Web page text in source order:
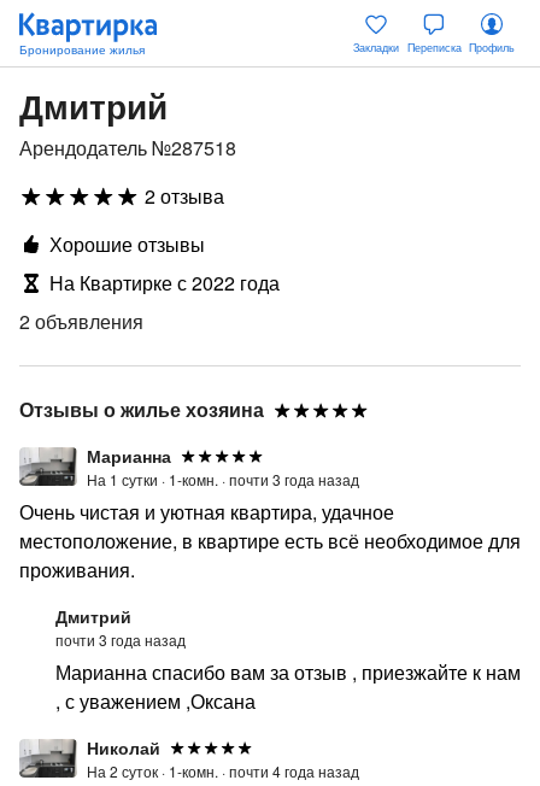
Закладки Переписка Профиль
Дмитрий
Арендодатель №287518
2 отзыва
Хорошие отзывы
На Квартирке с 2022 года
2 объявления
Отзывы о жилье хозяина
Марианна
На 1 сутки · 1-комн. ·почти 3 года назад
Очень чистая и уютная квартира, удачное
местоположение, в квартире есть всё необходимое для
проживания.
Дмитрий
почти 3 года назад
Марианна спасибо вам за отзыв , приезжайте к нам
, с уважением ,Оксана
Николай
На 2 суток · 1-комн. ·почти 4 года назад